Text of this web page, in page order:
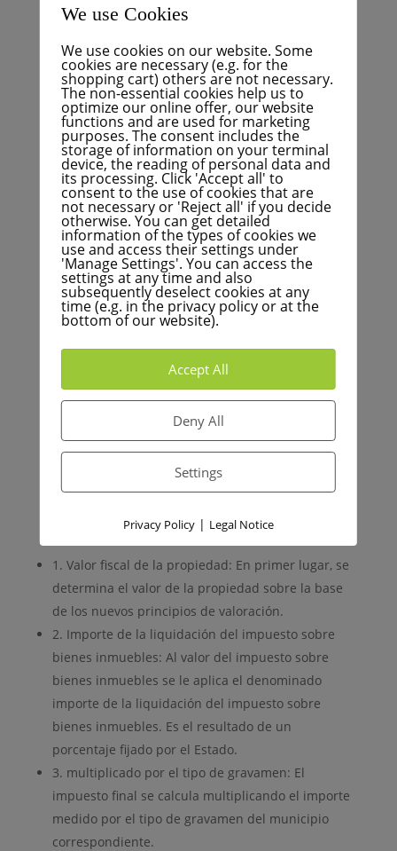
consejo municipal, el tipo de gravamen se aplicará a
presupuesto de la ciudad de Karlsruhe se
mantendrá neutral: los ingresos anuales por el
impuesto sobre bienes inmuebles seguirán siendo
de unos 60 millones de euros. Se espera que la
reforma reduzca la carga de las propiedades
comerciales en unos 9 millones de euros, mientras
que los propietarios e inquilinos privados tendrán
que soportar una carga fiscal correspondientemente
mayor.
En algunos casos, el impuesto sobre bienes
inmuebles de las viviendas particulares podría
aumentar hasta un 300%. En muchos casos, los
propietarios de viviendas unifamiliares con jardín
tendrán que pagar un impuesto sobre bienes
inmuebles significativamente mayor. Aunque la
ciudad no genere ingresos adicionales con el
impuesto, el desplazamiento de la carga fiscal
significa que cambiarán las contribuciones de los
distintos grupos de contribuyentes.
¿Cómo se calcula el impuesto sobre
bienes inmuebles?
1. Valor fiscal de la propiedad: En primer lugar, se
determina el valor de la propiedad sobre la base
de los nuevos principios de valoración.
2. Importe de la liquidación del impuesto sobre
bienes inmuebles: Al valor del impuesto sobre
bienes inmuebles se le aplica el denominado
importe de la liquidación del impuesto sobre
bienes inmuebles. Es el resultado de un
porcentaje fijado por el Estado.
3. multiplicado por el tipo de gravamen: El
impuesto final se calcula multiplicando el importe
medido por el tipo de gravamen del municipio
correspondiente.
We use Cookies
We use cookies on our website. Some
cookies are necessary (e.g. for the
shopping cart) others are not necessary.
The non-essential cookies help us to
optimize our online offer, our website
functions and are used for marketing
purposes. The consent includes the
storage of information on your terminal
device, the reading of personal data and
its processing. Click 'Accept all' to
consent to the use of cookies that are
not necessary or 'Reject all' if you decide
otherwise. You can get detailed
information of the types of cookies we
use and access their settings under
'Manage Settings'. You can access the
settings at any time and also
subsequently deselect cookies at any
time (e.g. in the privacy policy or at the
bottom of our website).
Accept All
Deny All
Settings
Privacy Policy| Legal Notice